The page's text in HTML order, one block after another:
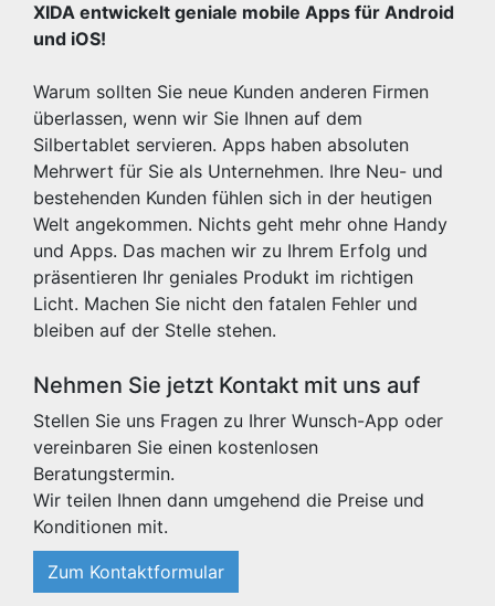
XIDA entwickelt geniale mobile Apps für Android
und iOS!
Warum sollten Sie neue Kunden anderen Firmen
überlassen, wenn wir Sie Ihnen auf dem
Silbertablet servieren. Apps haben absoluten
Mehrwert für Sie als Unternehmen. Ihre Neu- und
bestehenden Kunden fühlen sich in der heutigen
Welt angekommen. Nichts geht mehr ohne Handy
und Apps. Das machen wir zu Ihrem Erfolg und
präsentieren Ihr geniales Produkt im richtigen
Licht. Machen Sie nicht den fatalen Fehler und
bleiben auf der Stelle stehen.
Nehmen Sie jetzt Kontakt mit uns auf
Stellen Sie uns Fragen zu Ihrer Wunsch-App oder
vereinbaren Sie einen kostenlosen
Beratungstermin.
Wir teilen Ihnen dann umgehend die Preise und
Konditionen mit.
Zum Kontaktformular